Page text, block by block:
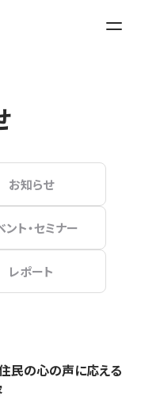
お知らせ
ント・セミナー
レポート
民の心の声に応える